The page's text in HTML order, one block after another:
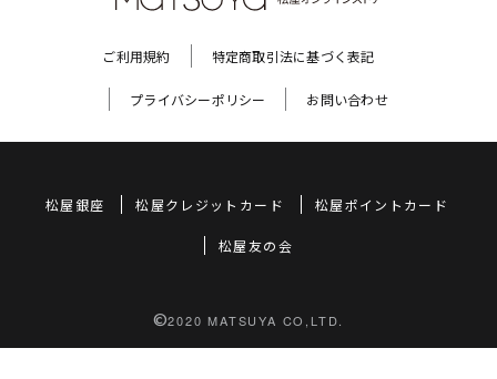
ご利用規約 特定商取引法に基づく表記
プライバシーポリシー お問い合わせ
松屋銀座 松屋クレジットカード 松屋ポイントカード
松屋友の会
©2020 MATSUYA CO,LTD.